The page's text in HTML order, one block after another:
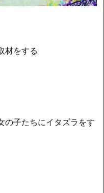
材をする
の子たちにイタズラをす